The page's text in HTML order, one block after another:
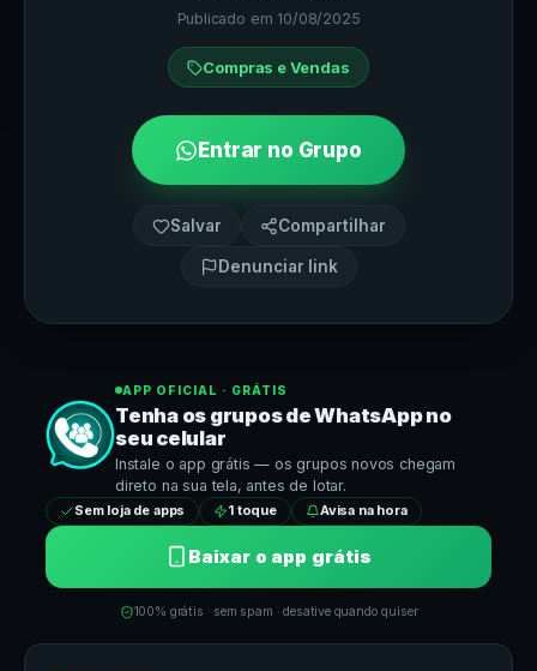
Publicado em 10/08/2025
Compras e Vendas
Entrar no Grupo
Salvar Compartilhar
Denunciar link
APP OFICIAL · GRÁTIS
Tenha os grupos deWhatsAppno
seu celular
Instale o app grátis — os grupos novos chegam
direto na sua tela, antes de lotar.
Sem loja de apps 1 toque Avisa na hora
Baixar o app grátis
100% grátis · sem spam · desative quando quiser